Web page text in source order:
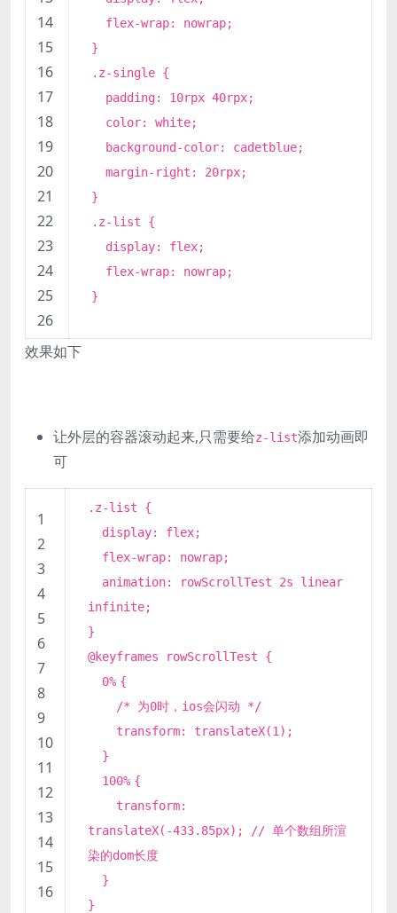
14
15
16
17
18
19
20
21
22
23
24
25
26
flex-wrap: nowrap;
}
.z-single {
padding: 10rpx 40rpx;
color: white;
background-color: cadetblue;
margin-right : 20rpx;
}
.z-list {
display: flex;
flex-wrap: nowrap;
}
效果如下
让外层的容器滚动起来,只需要给z-list添加动画即
可
1
2
3
4
5
6
7
8
9
10
11
12
13
14
15
16
.z-list {
display: flex;
flex-wrap: nowrap;
animation: rowScrollTest 2s linear
infinite;
}
@keyframes rowScrollTest {
0% {
/* 为0时，ios会闪动 */
transform: translateX(1 );
}
100% {
transform:
translateX( -433.85px); // 单个数组所渲
染的dom长度
}
}